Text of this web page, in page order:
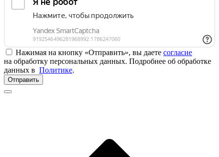
Нажимая на кнопку «Отправить», вы даете согласие
на обработку персональных данных. Подробнее об обработке
данных в Политике.
Отправить